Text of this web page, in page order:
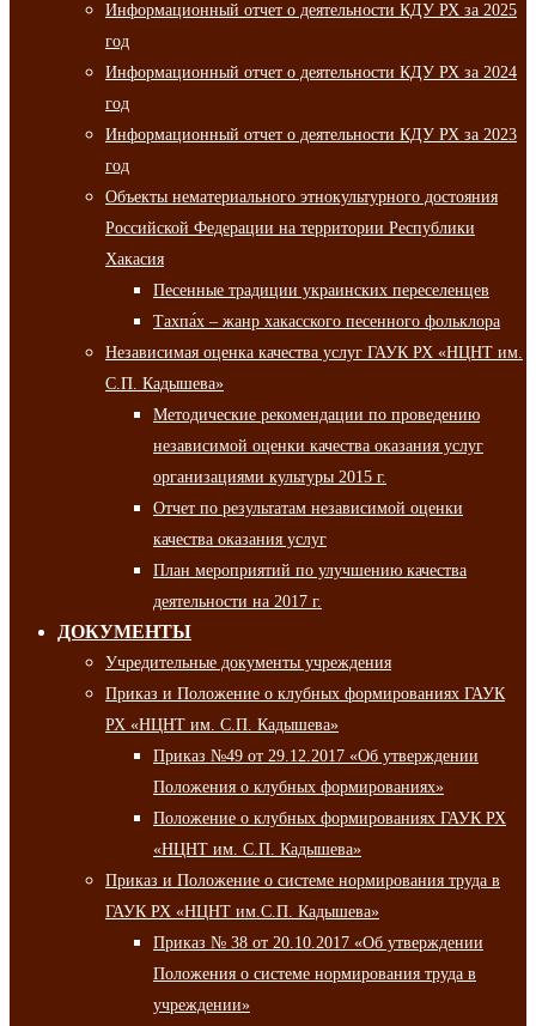
Информационный отчет о деятельности КДУ РХ за 2025
год
Информационный отчет о деятельности КДУ РХ за 2024
год
Информационный отчет о деятельности КДУ РХ за 2023
год
Объекты нематериального этнокультурного достояния
Российской Федерации на территории Республики
Хакасия
Песенные традиции украинских переселенцев
Тахпа́х – жанр хакасского песенного фольклора
Независимая оценка качества услуг ГАУК РХ «НЦНТ им.
С.П. Кадышева»
Методические рекомендации по проведению
независимой оценки качества оказания услуг
организациями культуры 2015 г.
Отчет по результатам независимой оценки
качества оказания услуг
План мероприятий по улучшению качества
деятельности на 2017 г.
ДОКУМЕНТЫ
Учредительные документы учреждения
Приказ и Положение о клубных формированиях ГАУК
РХ «НЦНТ им. С.П. Кадышева»
Приказ №49 от 29.12.2017 «Об утверждении
Положения о клубных формированиях»
Положение о клубных формированиях ГАУК РХ
«НЦНТ им. С.П. Кадышева»
Приказ и Положение о системе нормирования труда в
ГАУК РХ «НЦНТ им.С.П. Кадышева»
Приказ № 38 от 20.10.2017 «Об утверждении
Положения о системе нормирования труда в
учреждении»